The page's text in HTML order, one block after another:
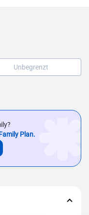
Unbegrenzt
Plan.